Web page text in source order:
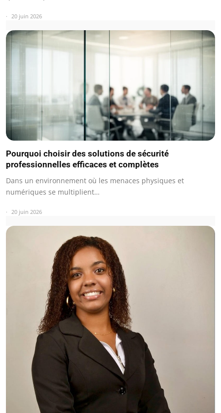
20 juin 2026
Pourquoi choisir des solutions de sécurité
professionnelles efficaces et complètes
Dans un environnement où les menaces physiques et
numériques se multiplient…
20 juin 2026